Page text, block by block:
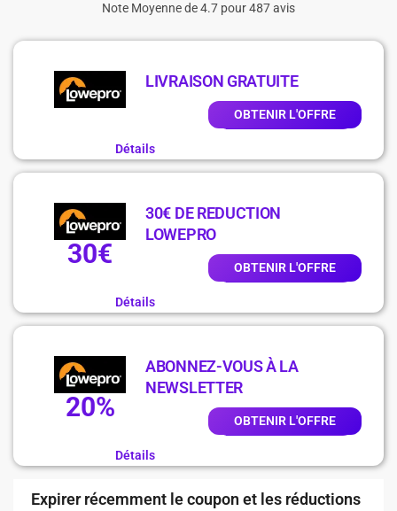
Note Moyenne de 4.7 pour 487 avis
LIVRAISON GRATUITE
OBTENIR L'OFFRE
Détails
30€
30€ DE REDUCTION
LOWEPRO
OBTENIR L'OFFRE
Détails
20%
ABONNEZ-VOUS À LA
NEWSLETTER
OBTENIR L'OFFRE
Détails
Expirer récemment le coupon et les réductions